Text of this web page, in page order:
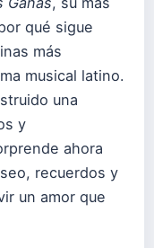
qué sigue
más
musical latino.
una
y
ahora
recuerdos y
un amor que